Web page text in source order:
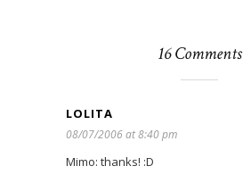
16 Comments
LOLITA
08/07/2006 at 8:40 pm
Mimo: thanks! :D